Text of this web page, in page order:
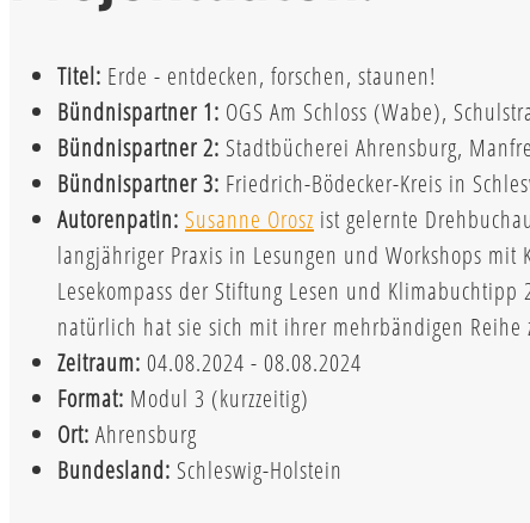
Titel: Erde - entdecken, forschen, staunen!
Bündnispartner 1: OGS Am Schloss (Wabe),
Bündnispartner 2: Stadtbücherei Ahrensburg,
Bündnispartner 3: Friedrich-Bödecker-Kreis in
Autorenpatin: Susanne Orosz ist gelernte
langjähriger Praxis in Lesungen und Workshops
Lesekompass der Stiftung Lesen und
natürlich hat sie sich mit ihrer mehrbändigen
Zeitraum: 04.08.2024 - 08.08.2024
Format: Modul 3 (kurzzeitig)
Ort: Ahrensburg
Bundesland: Schleswig-Holstein